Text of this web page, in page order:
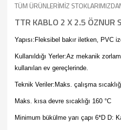
TÜM ÜRÜNLERİMİZ
TTR KABLO 2 X 2.5 ÖZNUR
Yapısı:Fleksibel bakır iletken, PVC
Kullanıldığı Yerler:Az mekanik
kullanılan ev gereçlerinde.
Teknik Veriler:Maks. çalışma
Maks. kısa devre sıcaklığı 160 °C
Minimum bükülme yarı çapı 6*D D: